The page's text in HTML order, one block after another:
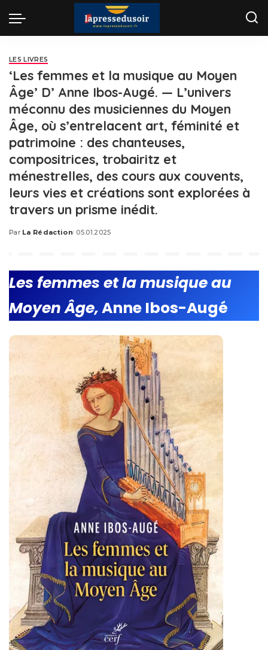
LES LIVRES
‘Les femmes et la musique au Moyen
Âge’ D’ Anne Ibos-Augé. — L’univers
méconnu des musiciennes du Moyen
Âge, où s’entrelacent art, féminité et
patrimoine : des chanteuses,
compositrices, trobairitz et
ménestrelles, des cours aux couvents,
leurs vies et créations sont explorées à
travers un prisme inédit.
Posted
Par La Rédaction 05.01.2025
Les femmes et la musique au
Moyen Âge,Anne Ibos-Augé